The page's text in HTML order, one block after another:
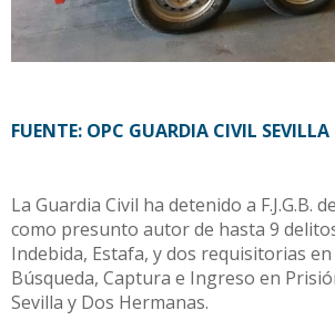
FUENTE: OPC GUARDIA CIVIL SEVILLA
La Guardia Civil ha detenido a F.J.G.B.
como presunto autor de hasta 9
Indebida, Estafa, y dos requisitorias
Búsqueda, Captura e Ingreso en
Sevilla y Dos Hermanas.